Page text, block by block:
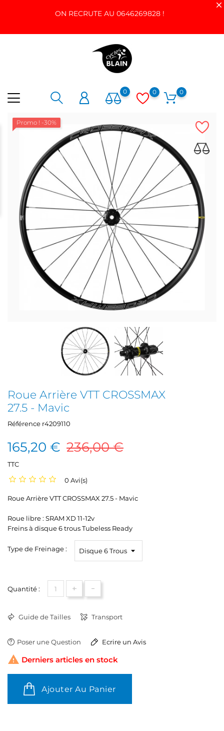
ON RECRUTE AU 0646269828 !
0 0 0
Promo ! -30%
Roue Arrière VTT CROSSMAX
27.5 - Mavic
Référence r4209110
165,20 € 236,00 €
TTC
0 Avi(s)
Roue Arrière VTT CROSSMAX 27.5 - Mavic
Roue libre : SRAM XD 11-12v
Freins à disque 6 trous Tubeless Ready
Type de Freinage :
Quantité : + -
Guide de Tailles Transport
Poser une Question Ecrire un Avis
 Derniers articles en stock
Ajouter Au Panier